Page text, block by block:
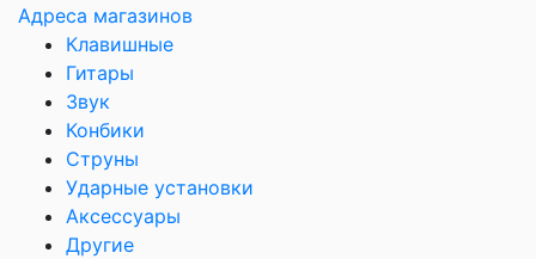
Адреса магазинов
Клавишные
Гитары
Звук
Конбики
Струны
Ударные установки
Аксессуары
Другие